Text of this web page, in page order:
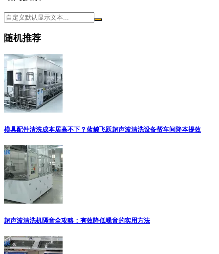
随机推荐
模具配件清洗成本居高不下？蓝鲸飞跃超声波清洗设备帮车间降本提效
超声波清洗机隔音全攻略：有效降低噪音的实用方法